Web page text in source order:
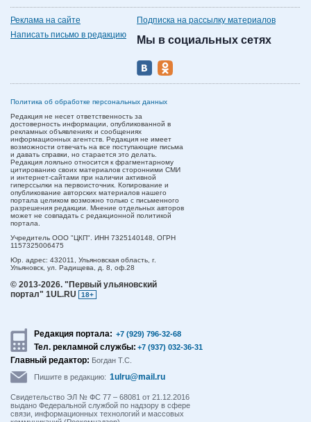
Реклама на сайте
Написать письмо в редакцию
Подписка на рассылку материалов
Мы в социальных сетях
Политика об обработке персональных данных
Редакция не несет ответственность за
достоверность информации, опубликованной в
рекламных объявлениях и сообщениях
информационных агентств. Редакция не имеет
возможности отвечать на все поступающие письма
и давать справки, но старается это делать.
Редакция лояльно относится к фрагментарному
цитированию своих материалов сторонними СМИ
и интернет-сайтами при наличии активной
гиперссылки на первоисточник. Копирование и
опубликование авторских материалов нашего
портала целиком возможно только с письменного
разрешения редакции. Мнение отдельных авторов
может не совпадать с редакционной политикой
портала.
Учредитель ООО "ЦКП". ИНН 7325140148, ОГРН
1157325006475
Юр. адрес: 432011, Ульяновская область, г.
Ульяновск, ул. Радищева, д. 8, оф.28
© 2013-2026. "Первый ульяновский
портал" 1UL.RU
18+
Редакция портала: +7 (929) 796-32-68
Тел. рекламной службы: +7 (937) 032-36-31
Главный редактор: Богдан Т.С.
Пишите в редакцию: 1ulru@mail.ru
Свидетельство ЭЛ № ФС 77 – 68081 от 21.12.2016
выдано Федеральной службой по надзору в сфере
связи, информационных технологий и массовых